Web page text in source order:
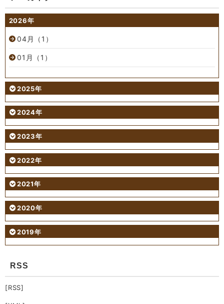
2026年
04月（1）
01月（1）
2025年
2024年
2023年
2022年
2021年
2020年
2019年
RSS
[RSS]